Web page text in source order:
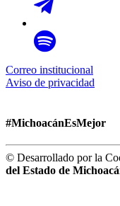
Correo institucional
Aviso de privacidad
#MichoacánEsMejor
© Desarrollado por la
del Estado de